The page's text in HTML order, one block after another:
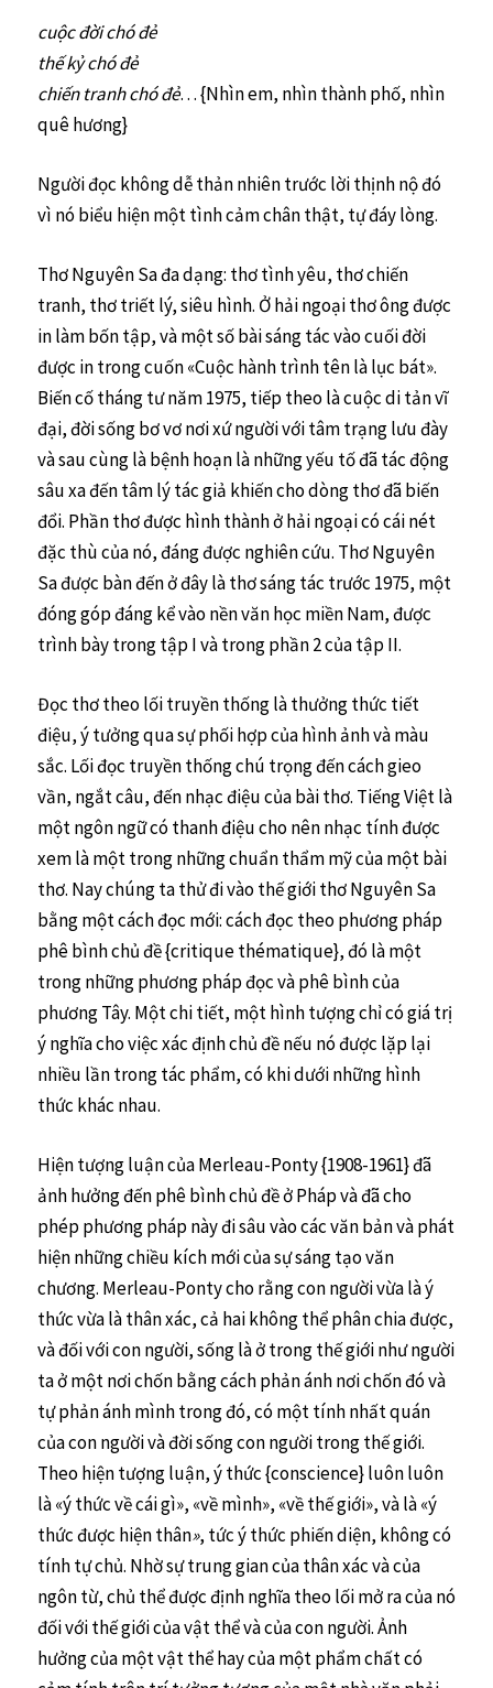
cuộc đời chó đẻ
thế kỷ chó đẻ
chiến tranh chó đẻ… {Nhìn em, nhìn thành phố, nhìn
quê hương}
Người đọc không dễ thản nhiên trước lời thịnh nộ đó
vì nó biểu hiện một tình cảm chân thật, tự đáy lòng.
Thơ Nguyên Sa đa dạng: thơ tình yêu, thơ chiến
tranh, thơ triết lý, siêu hình. Ở hải ngoại thơ ông được
in làm bốn tập, và một số bài sáng tác vào cuối đời
được in trong cuốn «Cuộc hành trình tên là lục bát».
Biến cố tháng tư năm 1975, tiếp theo là cuộc di tản vĩ
đại, đời sống bơ vơ nơi xứ người với tâm trạng lưu đày
và sau cùng là bệnh hoạn là những yếu tố đã tác động
sâu xa đến tâm lý tác giả khiến cho dòng thơ đã biến
đổi. Phần thơ được hình thành ở hải ngoại có cái nét
đặc thù của nó, đáng được nghiên cứu. Thơ Nguyên
Sa được bàn đến ở đây là thơ sáng tác trước 1975, một
đóng góp đáng kể vào nền văn học miền Nam, được
trình bày trong tập I và trong phần 2 của tập II.
Đọc thơ theo lối truyền thống là thưởng thức tiết
điệu, ý tưởng qua sự phối hợp của hình ảnh và màu
sắc. Lối đọc truyền thống chú trọng đến cách gieo
vần, ngắt câu, đến nhạc điệu của bài thơ. Tiếng Việt là
một ngôn ngữ có thanh điệu cho nên nhạc tính được
xem là một trong những chuẩn thẩm mỹ của một bài
thơ. Nay chúng ta thử đi vào thế giới thơ Nguyên Sa
bằng một cách đọc mới: cách đọc theo phương pháp
phê bình chủ đề {critique thématique}, đó là một
trong những phương pháp đọc và phê bình của
phương Tây. Một chi tiết, một hình tượng chỉ có giá trị
ý nghĩa cho việc xác định chủ đề nếu nó được lặp lại
nhiều lần trong tác phẩm, có khi dưới những hình
thức khác nhau.
Hiện tượng luận của Merleau-Ponty {1908-1961} đã
ảnh hưởng đến phê bình chủ đề ở Pháp và đã cho
phép phương pháp này đi sâu vào các văn bản và phát
hiện những chiều kích mới của sự sáng tạo văn
chương. Merleau-Ponty cho rằng con người vừa là ý
thức vừa là thân xác, cả hai không thể phân chia được,
và đối với con người, sống là ở trong thế giới như người
ta ở một nơi chốn bằng cách phản ánh nơi chốn đó và
tự phản ánh mình trong đó, có một tính nhất quán
của con người và đời sống con người trong thế giới.
Theo hiện tượng luận, ý thức {conscience} luôn luôn
là «ý thức về cái gì», «về mình», «về thế giới», và là «ý
thức được hiện thân», tức ý thức phiến diện, không có
tính tự chủ. Nhờ sự trung gian của thân xác và của
ngôn từ, chủ thể được định nghĩa theo lối mở ra của nó
đối với thế giới của vật thể và của con người. Ảnh
hưởng của một vật thể hay của một phẩm chất có